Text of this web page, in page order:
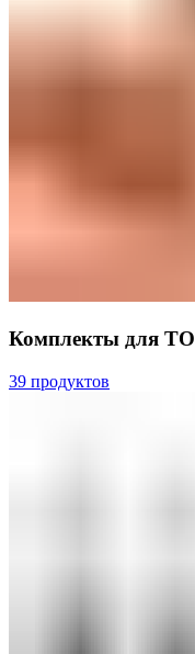
Комплекты для ТО
39 продуктов